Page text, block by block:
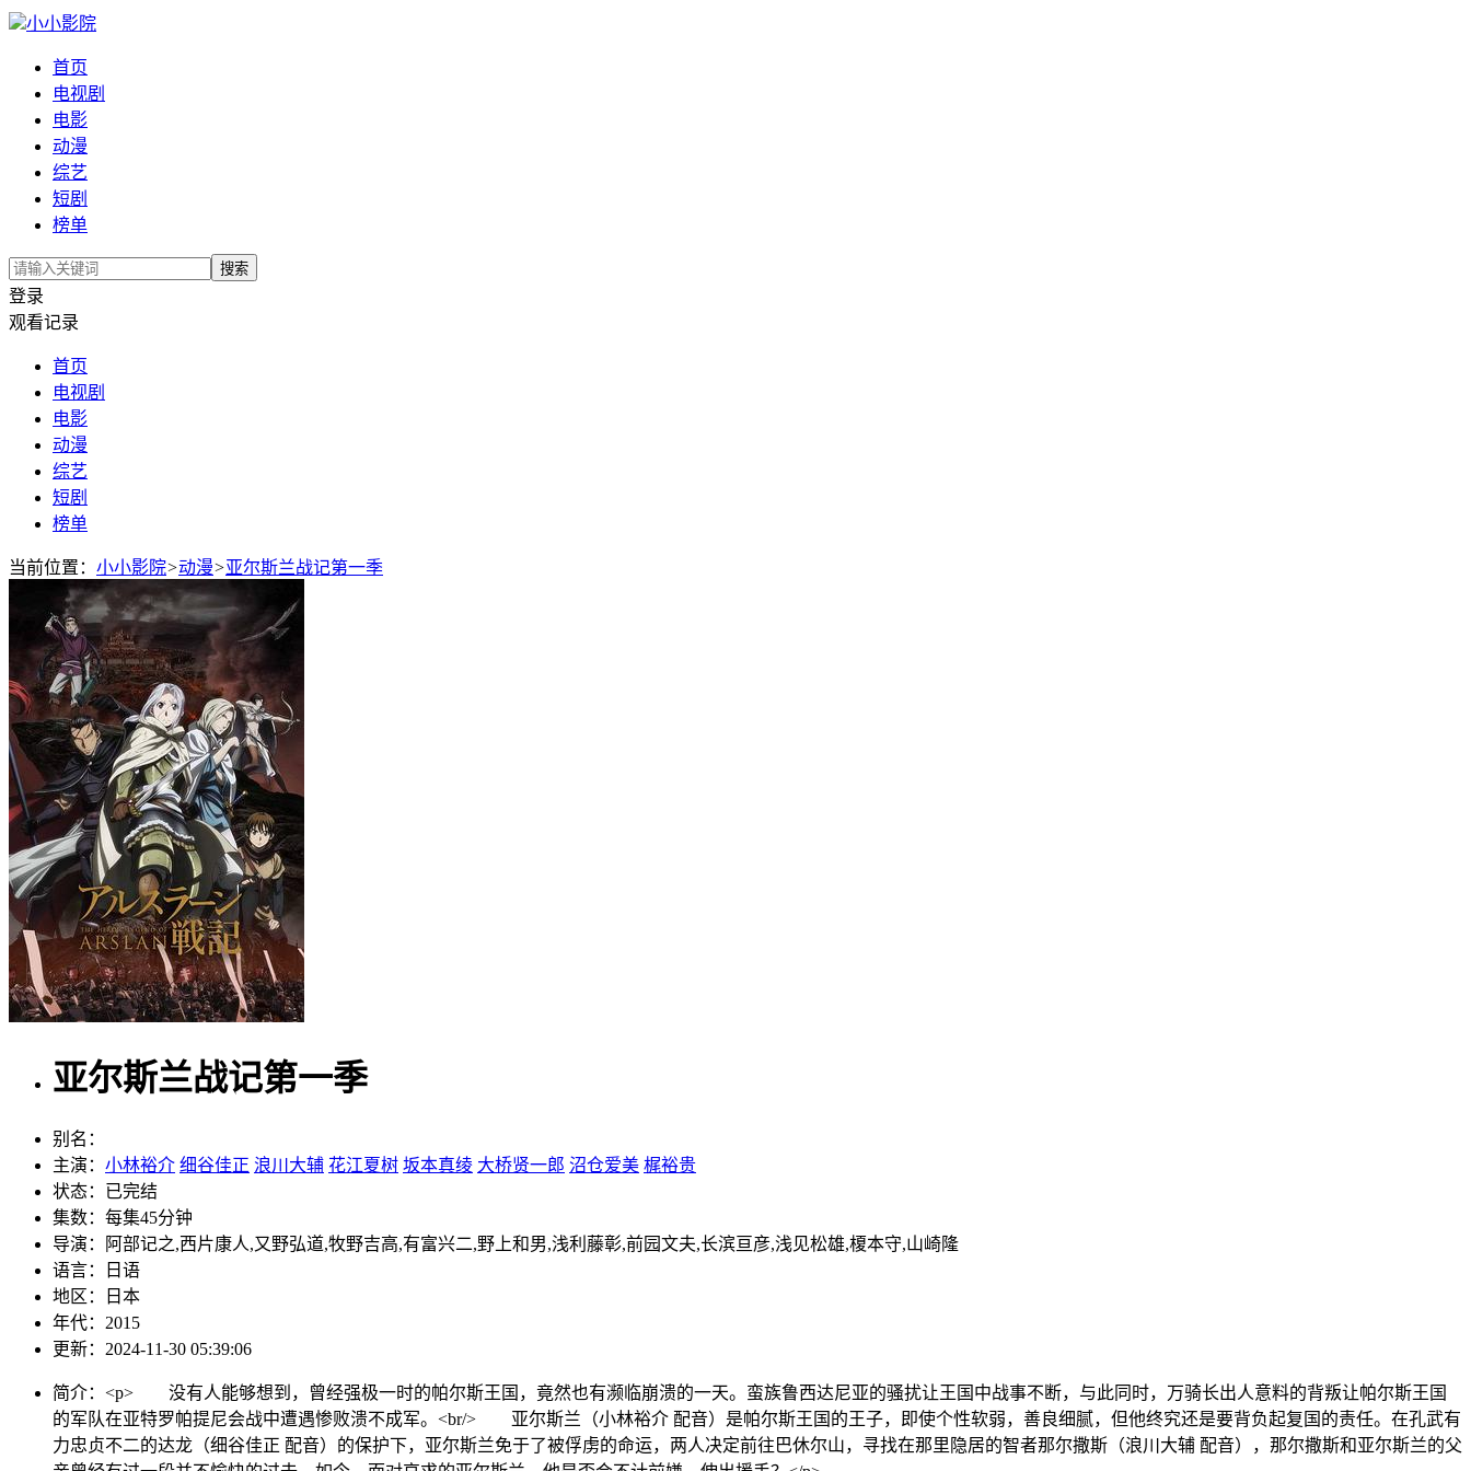
小小影院
首页
电视剧
电影
动漫
综艺
短剧
榜单
搜索
登录
观看记录
首页
电视剧
电影
动漫
综艺
短剧
榜单
当前位置： 小小影院>动漫>亚尔斯兰战记第一季
亚尔斯兰战记第一季
别名：
主演： 小林裕介 细谷佳正 浪川大辅 花江夏树 坂本真绫 大桥贤一郎 沼仓爱美 梶裕贵
状态： 已完结
集数： 每集45分钟
导演：
阿部记之,西片康人,又野弘道,牧野吉高,有富兴二,野上和男,浅利藤彰,前园文夫,长滨亘彦,浅见松雄,榎本守,山崎隆
语言：
日语
地区：
日本
年代： 2015
更新： 2024-11-30 05:39:06
简介： <p> 没有人能够想到，曾经强极一时的帕尔斯王国，竟然也有濒临崩溃的一天。蛮族鲁西达尼亚的骚扰让王国中战事不断，与此同时，万骑长出人意料的背叛让帕尔斯王国
的军队在亚特罗帕提尼会战中遭遇惨败溃不成军。<br/> 亚尔斯兰（小林裕介 配音）是帕尔斯王国的王子，即使个性软弱，善良细腻，但他终究还是要背负起复国的责任。在孔武有
力忠贞不二的达龙（细谷佳正 配音）的保护下，亚尔斯兰免于了被俘虏的命运，两人决定前往巴休尔山，寻找在那里隐居的智者那尔撒斯（浪川大辅 配音），那尔撒斯和亚尔斯兰的父